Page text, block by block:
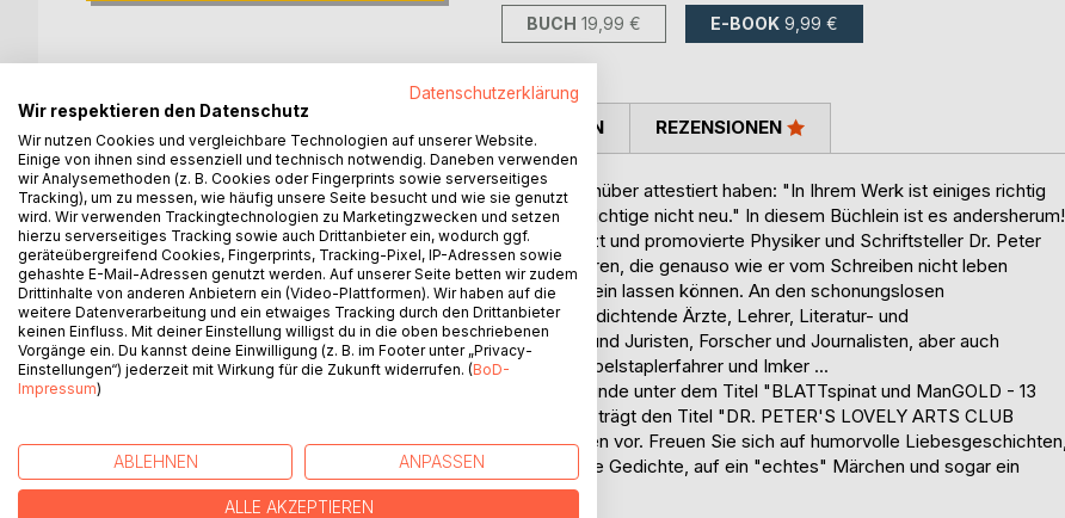
BUCH 19,99 € E-BOOK 9,99 €
George Bernard Shaw soll einst einem jungen Autor gegenüber attestiert haben: "In Ihrem Werk ist einiges richtig
und vieles neu. Leider ist das Neue nicht richtig und das Richtige nicht neu." In diesem Büchlein ist es andersherum!
Seit nahezu zwei Jahrzehnten veranstaltet der Berliner Arzt und promovierte Physiker und Schriftsteller Dr. Peter
Volkmann ein regelmäßiges monatliches Treffen der Autoren, die genauso wie er vom Schreiben nicht leben
müssen und dennoch das künstlerische Schreiben nicht sein lassen können. An den schonungslosen
Textbesprechungen von Anfang an beteiligt waren schon dichtende Ärzte, Lehrer, Literatur- und
Politikwissenschaftler, Historiker und Soziologen, Makler und Juristen, Forscher und Journalisten, aber auch
ehemalige Nachrichtendienstler, Bekleidungsdesigner, Gabelstaplerfahrer und Imker ...
2016 erschien der erste gemeinsame Band der illustren Runde unter dem Titel "BLATTspinat und ManGOLD - 13
Autoren stellen sich vor". Der Berliner Autoren Band Vol. II trägt den Titel "DR. PETER'S LOVELY ARTS CLUB
BAND" und stellt bereits bekannte, aber auch neue Autoren vor. Freuen Sie sich auf humorvolle Liebesgeschichten,
spannende und märchenhafte Erzählungen und berührende Gedichte, auf ein "echtes" Märchen und sogar ein
Theaterstück. Viel Vergnügen beim Lesen!
PRESSESTIMMEN REZENSIONEN
Datenschutzerklärung
Wir respektieren den Datenschutz
Wir nutzen Cookies und vergleichbare Technologien auf unserer Website.
Einige von ihnen sind essenziell und technisch notwendig. Daneben verwenden
wir Analysemethoden (z. B. Cookies oder Fingerprints sowie serverseitiges
Tracking), um zu messen, wie häufig unsere Seite besucht und wie sie genutzt
wird. Wir verwenden Trackingtechnologien zu Marketingzwecken und setzen
hierzu serverseitiges Tracking sowie auch Drittanbieter ein, wodurch ggf.
geräteübergreifend Cookies, Fingerprints, Tracking-Pixel, IP-Adressen sowie
gehashte E-Mail-Adressen genutzt werden. Auf unserer Seite betten wir zudem
Drittinhalte von anderen Anbietern ein (Video-Plattformen). Wir haben auf die
weitere Datenverarbeitung und ein etwaiges Tracking durch den Drittanbieter
keinen Einfluss. Mit deiner Einstellung willigst du in die oben beschriebenen
Vorgänge ein. Du kannst deine Einwilligung (z. B. im Footer unter „Privacy-
Einstellungen“) jederzeit mit Wirkung für die Zukunft widerrufen. (BoD-
Impressum)
ABLEHNEN ANPASSEN
ALLE AKZEPTIEREN